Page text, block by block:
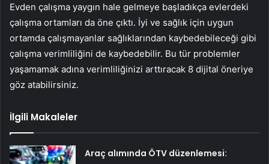
Evden çalışma yaygın hale gelmeye başladıkça evlerdeki
çalışma ortamları da öne çıktı. İyi ve sağlık için uygun
ortamda çalışmayanlar sağlıklarından kaybedebileceği gibi
çalışma verimliliğini de kaybedebilir. Bu tür problemler
yaşamamak adına verimliliğinizi arttıracak 8 dijital öneriye
göz atabilirsiniz.
İlgili Makaleler
Araç alımında ÖTV düzenlemesi: